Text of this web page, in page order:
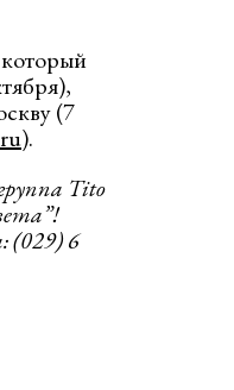
который
(7
).
Tito
(029) 6